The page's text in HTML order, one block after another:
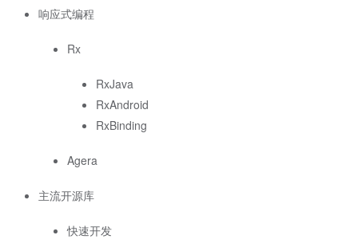
响应式编程
Rx
RxJava
RxAndroid
RxBinding
Agera
主流开源库
快速开发